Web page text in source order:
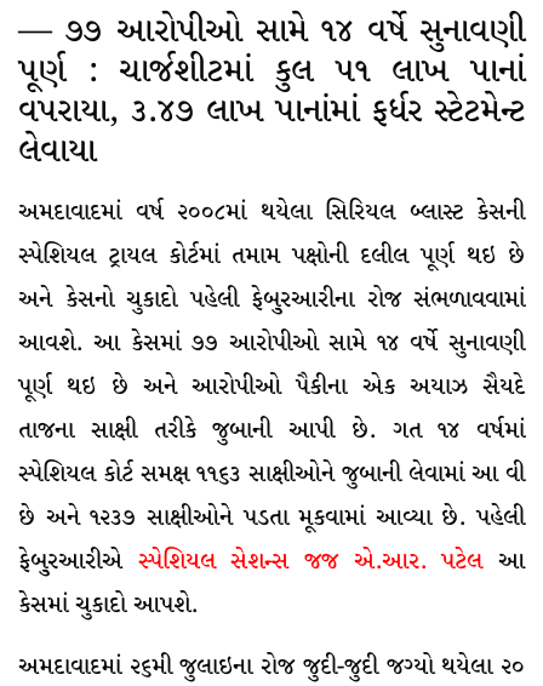
— ૭૭ આરોપીઓ સામે ૧૪ વર્ષે સુનાવણી
પૂર્ણ : ચાર્જશીટમાં કુલ ૫૧ લાખ પાનાં
વપરાયા, ૩.૪૭ લાખ પાનાંમાં ફર્ધર સ્ટેટમેન્ટ
લેવાયા
અમદાવાદમાં વર્ષ ૨૦૦૮માં થયેલા સિરિયલ બ્લાસ્ટ કેસની
સ્પેશિયલ ટ્રાયલ કોર્ટમાં તમામ પક્ષોની દલીલ પૂર્ણ થઇ છે
અને કેસનો ચુકાદો પહેલી ફેબુ્રઆરીના રોજ સંભળાવવામાં
આવશે. આ કેસમાં ૭૭ આરોપીઓ સામે ૧૪ વર્ષે સુનાવણી
પૂર્ણ થઇ છે અને આરોપીઓ પૈકીના એક અયાઝ સૈયદે
તાજના સાક્ષી તરીકે જુબાની આપી છે. ગત ૧૪ વર્ષમાં
સ્પેશિયલ કોર્ટ સમક્ષ ૧૧૬૩ સાક્ષીઓને જુબાની લેવામાં આ વી
છે અને ૧૨૩૭ સાક્ષીઓને પડતા મૂકવામાં આવ્યા છે. પહેલી
ફેબુ્રઆરીએ સ્પેશિયલ સેશન્સ જજ એ.આર. પટેલઆ
કેસમાં ચુકાદો આપશે.
અમદાવાદમાં ૨૬મી જુલાઇના રોજ જુદી-જુદી જગ્યો થયેલા ૨૦